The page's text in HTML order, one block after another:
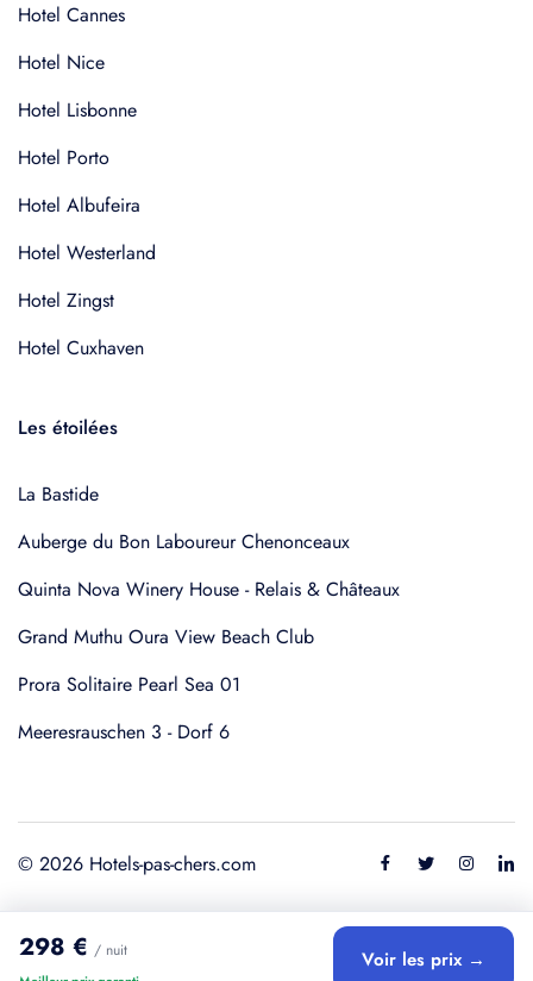
298 € / nuit Voir les prix →
Hotel Cannes
Hotel Nice
Hotel Lisbonne
Hotel Porto
Hotel Albufeira
Hotel Westerland
Hotel Zingst
Hotel Cuxhaven
Les étoilées
La Bastide
Auberge du Bon Laboureur Chenonceaux
Quinta Nova Winery House - Relais & Châteaux
Grand Muthu Oura View Beach Club
Prora Solitaire Pearl Sea 01
Meeresrauschen 3 - Dorf 6
© 2026 Hotels-pas-chers.com